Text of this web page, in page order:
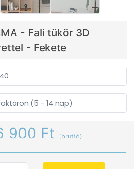
- Fali tükör 3D
- Fekete
(5 - 14 nap)
900 Ft (bruttó)